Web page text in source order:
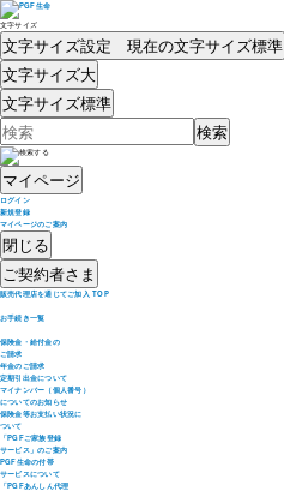
文字サイズ
文字サイズ設定 現在の文字サイズ標準
文字サイズ大
文字サイズ標準
マイページ
ログイン
新規登録
マイページのご案内
閉じる
ご契約者さま
販売代理店を通じてご加入 TOP
お手続き一覧
保険金・給付金の
ご請求
年金のご請求
定期引出金について
マイナンバー（個人番号）
についてのお知らせ
保険金等お支払い状況に
ついて
「PGFご家族登録
サービス」のご案内
PGF生命の付帯
サービスについて
「PGFあんしん代理